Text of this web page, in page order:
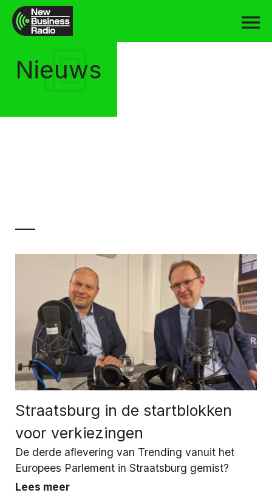
Nieuws
Straatsburg in de startblokken
voor verkiezingen
De derde aflevering van Trending vanuit het
Europees Parlement in Straatsburg gemist?
Lees meer